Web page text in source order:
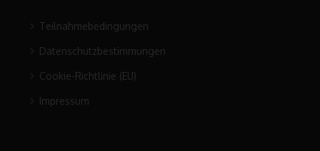
Teilnahmebedingungen
Datenschutzbestimmungen
Cookie-Richtlinie (EU)
Impressum